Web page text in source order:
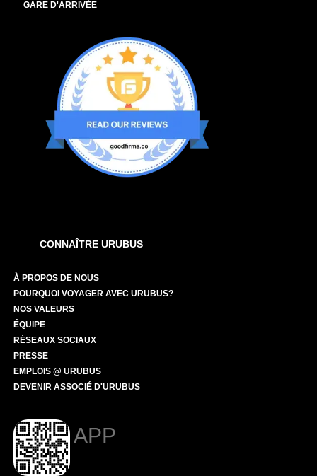
GARE D'ARRIVÉE
CONNAÎTRE URUBUS
À PROPOS DE NOUS
POURQUOI VOYAGER AVEC URUBUS?
NOS VALEURS
ÉQUIPE
RÉSEAUX SOCIAUX
PRESSE
EMPLOIS @ URUBUS
DEVENIR ASSOCIÉ D'URUBUS
APP